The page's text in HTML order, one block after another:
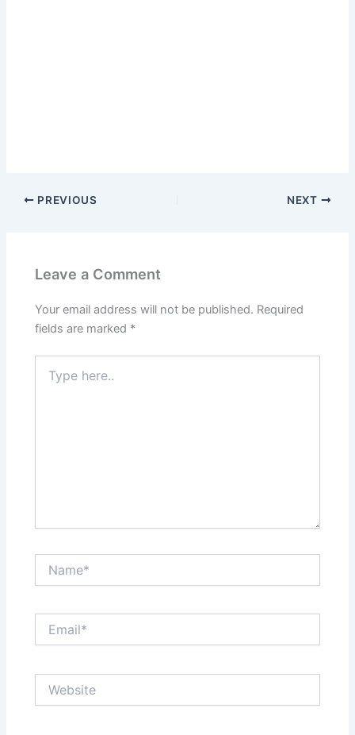
PREVIOUS NEXT
Leave a Comment
Your email address will not be published. Required
fields are marked *
here..